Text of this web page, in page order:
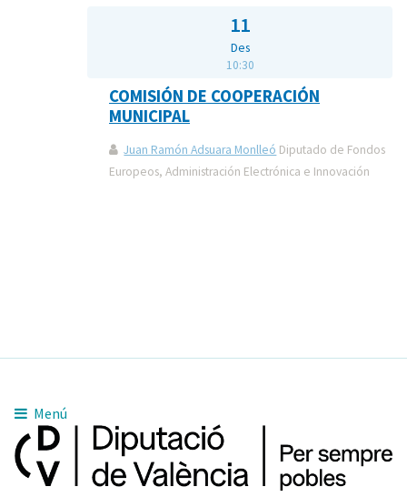
11
Des
10:30
COMISIÓN DE COOPERACIÓN
MUNICIPAL
Juan Ramón Adsuara Monlleó Diputado de Fondos
Europeos, Administración Electrónica e Innovación
Menú